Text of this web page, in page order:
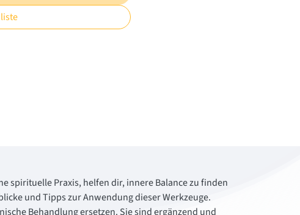
spirituelle Praxis, helfen dir, innere Balance zu finden
und Tipps zur Anwendung dieser Werkzeuge.
Behandlung ersetzen. Sie sind ergänzend und